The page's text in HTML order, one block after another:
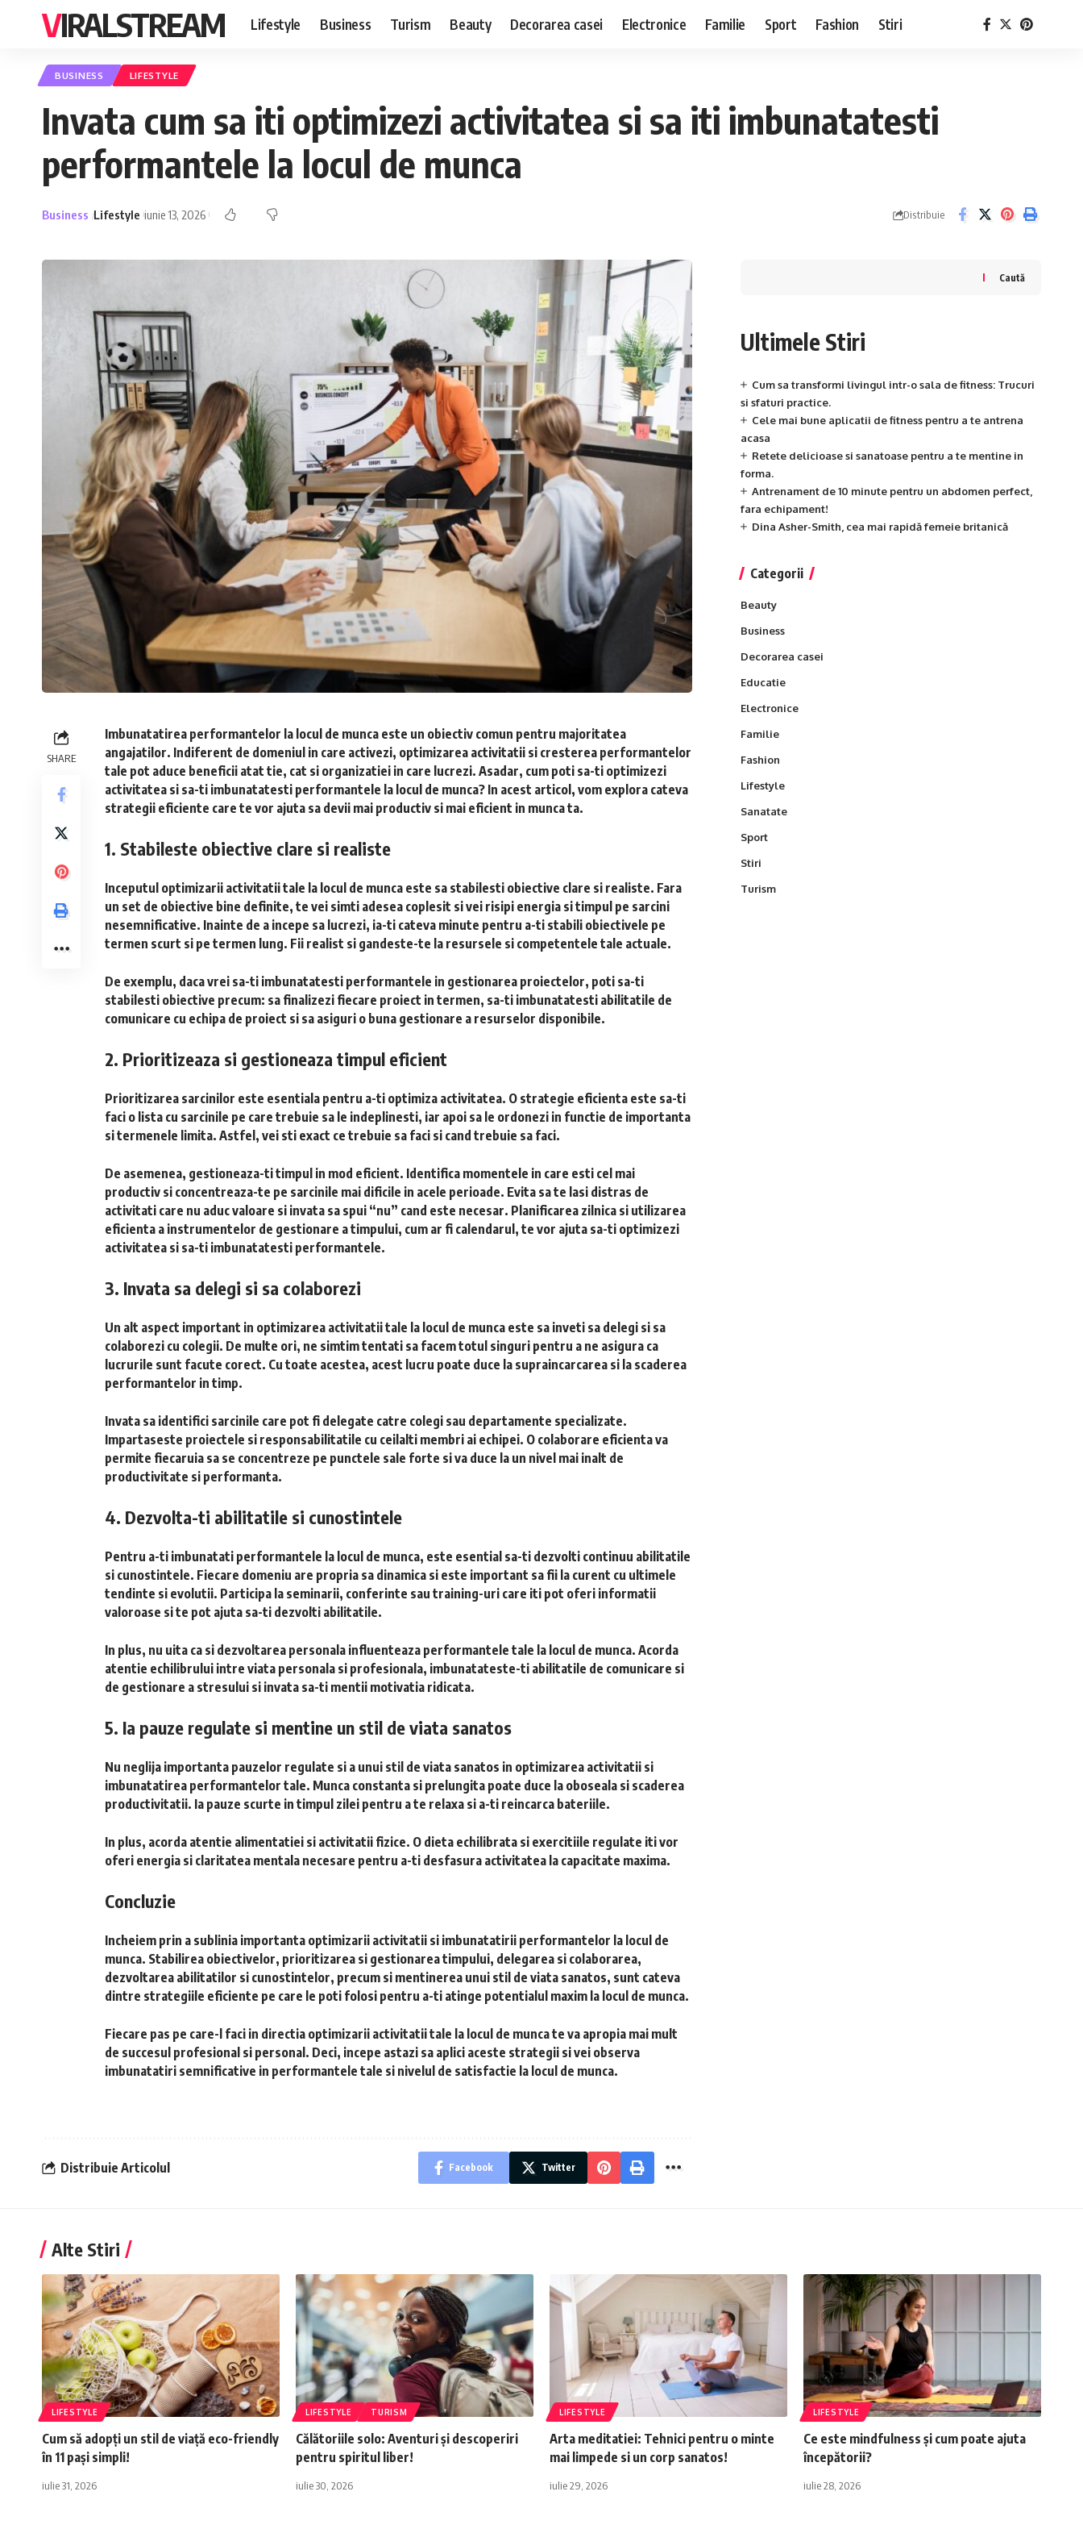
VIRALSTREAM Lifestyle Business Turism Beauty Decorarea casei Electronice Familie Sport Fashion Stiri
BUSINESS LIFESTYLE
Invata cum sa iti optimizezi activitatea si sa iti imbunatatesti
performantele la locul de munca
Business Lifestyle iunie 13, 2026 Distribuie
SHARE
Imbunatatirea performantelor la locul de munca este un obiectiv comun pentru majoritatea
angajatilor. Indiferent de domeniul in care activezi, optimizarea activitatii si cresterea performantelor
tale pot aduce beneficii atat tie, cat si organizatiei in care lucrezi. Asadar, cum poti sa-ti optimizezi
activitatea si sa-ti imbunatatesti performantele la locul de munca? In acest articol, vom explora cateva
strategii eficiente care te vor ajuta sa devii mai productiv si mai eficient in munca ta.
1. Stabileste obiective clare si realiste
Inceputul optimizarii activitatii tale la locul de munca este sa stabilesti obiective clare si realiste. Fara
un set de obiective bine definite, te vei simti adesea coplesit si vei risipi energia si timpul pe sarcini
nesemnificative. Inainte de a incepe sa lucrezi, ia-ti cateva minute pentru a-ti stabili obiectivele pe
termen scurt si pe termen lung. Fii realist si gandeste-te la resursele si competentele tale actuale.
De exemplu, daca vrei sa-ti imbunatatesti performantele in gestionarea proiectelor, poti sa-ti
stabilesti obiective precum: sa finalizezi fiecare proiect in termen, sa-ti imbunatatesti abilitatile de
comunicare cu echipa de proiect si sa asiguri o buna gestionare a resurselor disponibile.
2. Prioritizeaza si gestioneaza timpul eficient
Prioritizarea sarcinilor este esentiala pentru a-ti optimiza activitatea. O strategie eficienta este sa-ti
faci o lista cu sarcinile pe care trebuie sa le indeplinesti, iar apoi sa le ordonezi in functie de importanta
si termenele limita. Astfel, vei sti exact ce trebuie sa faci si cand trebuie sa faci.
De asemenea, gestioneaza-ti timpul in mod eficient. Identifica momentele in care esti cel mai
productiv si concentreaza-te pe sarcinile mai dificile in acele perioade. Evita sa te lasi distras de
activitati care nu aduc valoare si invata sa spui “nu” cand este necesar. Planificarea zilnica si utilizarea
eficienta a instrumentelor de gestionare a timpului, cum ar fi calendarul, te vor ajuta sa-ti optimizezi
activitatea si sa-ti imbunatatesti performantele.
3. Invata sa delegi si sa colaborezi
Un alt aspect important in optimizarea activitatii tale la locul de munca este sa inveti sa delegi si sa
colaborezi cu colegii. De multe ori, ne simtim tentati sa facem totul singuri pentru a ne asigura ca
lucrurile sunt facute corect. Cu toate acestea, acest lucru poate duce la supraincarcarea si la scaderea
performantelor in timp.
Invata sa identifici sarcinile care pot fi delegate catre colegi sau departamente specializate.
Impartaseste proiectele si responsabilitatile cu ceilalti membri ai echipei. O colaborare eficienta va
permite fiecaruia sa se concentreze pe punctele sale forte si va duce la un nivel mai inalt de
productivitate si performanta.
4. Dezvolta-ti abilitatile si cunostintele
Pentru a-ti imbunatati performantele la locul de munca, este esential sa-ti dezvolti continuu abilitatile
si cunostintele. Fiecare domeniu are propria sa dinamica si este important sa fii la curent cu ultimele
tendinte si evolutii. Participa la seminarii, conferinte sau training-uri care iti pot oferi informatii
valoroase si te pot ajuta sa-ti dezvolti abilitatile.
In plus, nu uita ca si dezvoltarea personala influenteaza performantele tale la locul de munca. Acorda
atentie echilibrului intre viata personala si profesionala, imbunatateste-ti abilitatile de comunicare si
de gestionare a stresului si invata sa-ti mentii motivatia ridicata.
5. Ia pauze regulate si mentine un stil de viata sanatos
Nu neglija importanta pauzelor regulate si a unui stil de viata sanatos in optimizarea activitatii si
imbunatatirea performantelor tale. Munca constanta si prelungita poate duce la oboseala si scaderea
productivitatii. Ia pauze scurte in timpul zilei pentru a te relaxa si a-ti reincarca bateriile.
In plus, acorda atentie alimentatiei si activitatii fizice. O dieta echilibrata si exercitiile regulate iti vor
oferi energia si claritatea mentala necesare pentru a-ti desfasura activitatea la capacitate maxima.
Concluzie
Incheiem prin a sublinia importanta optimizarii activitatii si imbunatatirii performantelor la locul de
munca. Stabilirea obiectivelor, prioritizarea si gestionarea timpului, delegarea si colaborarea,
dezvoltarea abilitatilor si cunostintelor, precum si mentinerea unui stil de viata sanatos, sunt cateva
dintre strategiile eficiente pe care le poti folosi pentru a-ti atinge potentialul maxim la locul de munca.
Fiecare pas pe care-l faci in directia optimizarii activitatii tale la locul de munca te va apropia mai mult
de succesul profesional si personal. Deci, incepe astazi sa aplici aceste strategii si vei observa
imbunatatiri semnificative in performantele tale si nivelul de satisfactie la locul de munca.
Distribuie Articolul Facebook Twitter
Caută
Ultimele Stiri
Cum sa transformi livingul intr-o sala de fitness: Trucuri
si sfaturi practice.
Cele mai bune aplicatii de fitness pentru a te antrena
acasa
Retete delicioase si sanatoase pentru a te mentine in
forma.
Antrenament de 10 minute pentru un abdomen perfect,
fara echipament!
Dina Asher-Smith, cea mai rapidă femeie britanică
Categorii
Beauty
Business
Decorarea casei
Educatie
Electronice
Familie
Fashion
Lifestyle
Sanatate
Sport
Stiri
Turism
Alte Stiri
LIFESTYLE
Cum să adopți un stil de viață eco-friendly
în 11 pași simpli!
iulie 31, 2026
LIFESTYLE TURISM
Călătoriile solo: Aventuri și descoperiri
pentru spiritul liber!
iulie 30, 2026
LIFESTYLE
Arta meditatiei: Tehnici pentru o minte
mai limpede si un corp sanatos!
iulie 29, 2026
LIFESTYLE
Ce este mindfulness și cum poate ajuta
începătorii?
iulie 28, 2026